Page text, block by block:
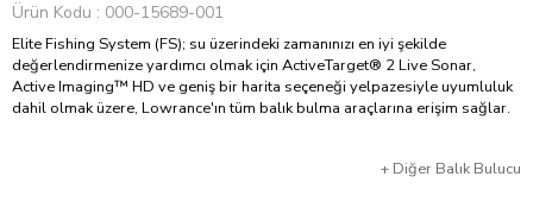
Ürün Kodu 000-15689-001
Elite Fishing System (FS); su üzerindeki zamanınızı en iyi şekilde
değerlendirmenize yardımcı olmak için ActiveTarget® 2 Live Sonar,
Active Imaging™ HD ve geniş bir harita seçeneği yelpazesiyle uyumluluk
dahil olmak üzere, Lowrance'ın tüm balık bulma araçlarına erişim sağlar.
+ Diğer Balık Bulucu